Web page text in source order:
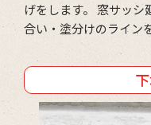
げをします。 窓サッ
合い・塗分けのライン